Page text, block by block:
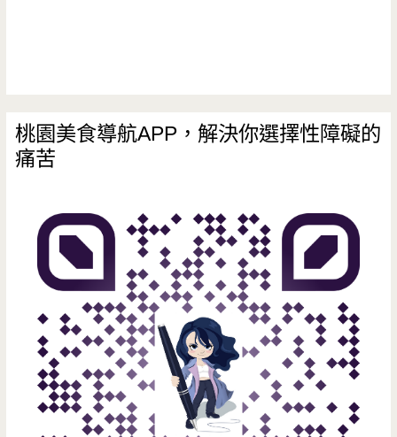
桃園美食導航APP，解決你選擇性障礙的
痛苦